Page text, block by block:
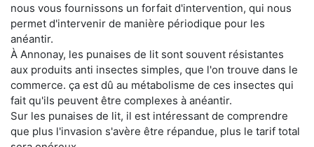
nous vous fournissons un forfait d'intervention, qui nous
permet d'intervenir de manière périodique pour les
anéantir.
À Annonay, les punaises de lit sont souvent résistantes
aux produits anti insectes simples, que l'on trouve dans le
commerce. ça est dû au métabolisme de ces insectes qui
fait qu'ils peuvent être complexes à anéantir.
Sur les punaises de lit, il est intéressant de comprendre
que plus l'invasion s'avère être répandue, plus le tarif total